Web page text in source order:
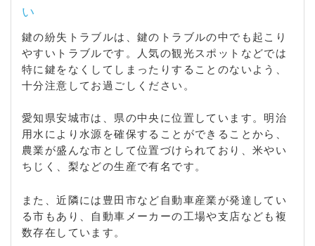
い
鍵の紛失トラブルは、鍵のトラブルの中でも起こり
やすいトラブルです。人気の観光スポットなどでは
特に鍵をなくしてしまったりすることのないよう、
十分注意してお過ごしください。
愛知県安城市は、県の中央に位置しています。明治
用水により水源を確保することができることから、
農業が盛んな市として位置づけられており、米やい
ちじく、梨などの生産で有名です。
また、近隣には豊田市など自動車産業が発達してい
る市もあり、自動車メーカーの工場や支店なども複
数存在しています。